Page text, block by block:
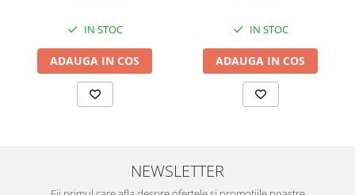
IN STOC
ADAUGA IN COS
IN STOC
ADAUGA IN COS
NEWSLETTER